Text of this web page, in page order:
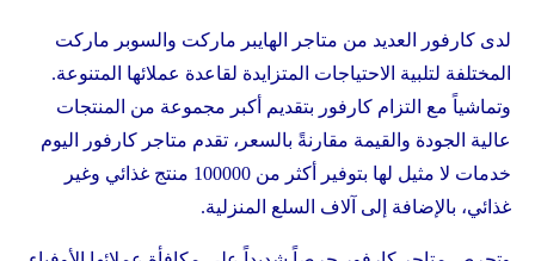
لدى كارفور العديد من متاجر الهايبر ماركت والسوبر ماركت
المختلفة لتلبية الاحتياجات المتزايدة لقاعدة عملائها المتنوعة.
وتماشياً مع التزام كارفور بتقديم أكبر مجموعة من المنتجات
عالية الجودة والقيمة مقارنةً بالسعر، تقدم متاجر كارفور اليوم
خدمات لا مثيل لها بتوفير أكثر من 100000 منتج غذائي وغير
غذائي، بالإضافة إلى آلاف السلع المنزلية.